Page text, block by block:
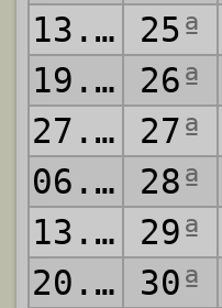
13.02.2022
25ª
19.02.2022
26ª
27.02.2022
27ª
06.03.2022
28ª
13.03.2022
29ª
20.03.2022
30ª